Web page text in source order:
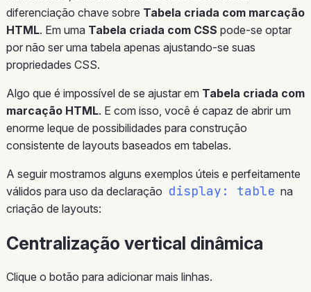
diferenciação chave sobre Tabela criada com marcação
HTML. Em uma Tabela criada com CSS pode-se optar
por não ser uma tabela apenas ajustando-se suas
propriedades CSS.
Algo que é impossível de se ajustar em Tabela criada com
marcação HTML. E com isso, você é capaz de abrir um
enorme leque de possibilidades para construção
consistente de layouts baseados em tabelas.
A seguir mostramos alguns exemplos úteis e perfeitamente
válidos para uso da declaração display: table na
criação de layouts:
Centralização vertical dinâmica
Clique o botão para adicionar mais linhas.